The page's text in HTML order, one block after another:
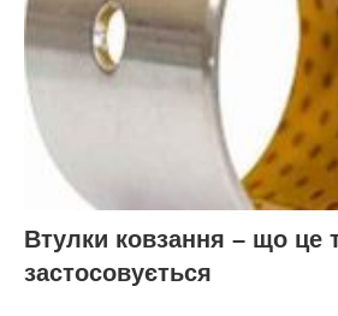
Втулки ковзання – що це
застосовується